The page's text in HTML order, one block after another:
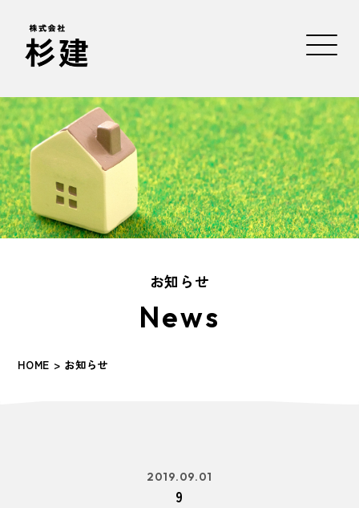
お知らせ
News
HOME > お知らせ
2019.09.01
9